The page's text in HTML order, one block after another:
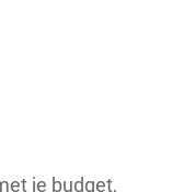
je budget,